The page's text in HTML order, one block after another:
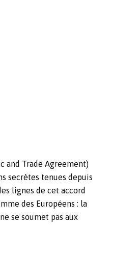
and Trade Agreement)
secrètes tenues depuis
lignes de cet accord
des Européens : la
se soumet pas aux